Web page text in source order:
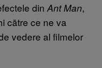
din Ant Man,
către ce ne va
vedere al filmelor